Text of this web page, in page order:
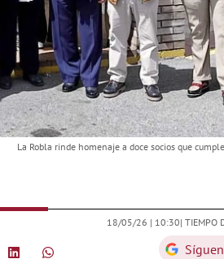
La Robla rinde homenaje a doce socios que
18/05/26 | 10:30| TIEMPO